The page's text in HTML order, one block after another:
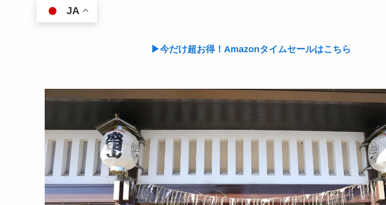
JA
▶今だけ超お得！Amazonタイムセールはこちら